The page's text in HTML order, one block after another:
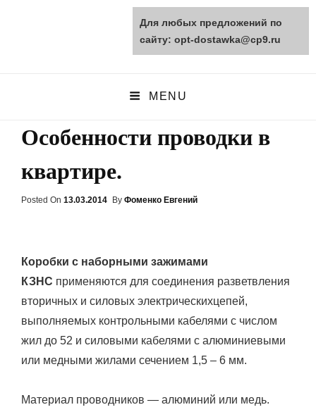
opt-dostawka.ru
MENU
Особенности проводки в
квартире.
Posted On Posted
13.03.2014 By Фоменко Евгений
Коробки с наборными зажимами
КЗНС применяются для соединения разветвления
вторичных и силовых электрическихцепей,
выполняемых контрольными кабелями с числом
жил до 52 и силовыми кабелями с алюминиевыми
или медными жилами сечением 1,5 – 6 мм.
Материал проводников — алюминий или медь.
Для любых предложений по
сайту: opt-dostawka@cp9.ru